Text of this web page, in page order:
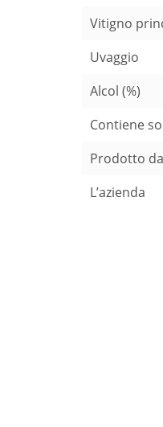
Vitigno
Uvaggio
Alcol (%)
Contiene
Prodotto da
L’azienda